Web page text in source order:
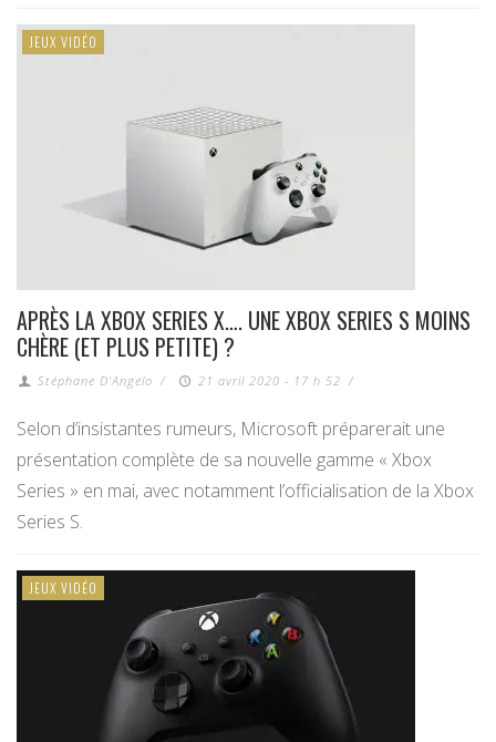
JEUX VIDÉO
APRÈS LA XBOX SERIES X…. UNE XBOX SERIES S MOINS
CHÈRE (ET PLUS PETITE) ?
Stéphane D'Angelo / 21 avril 2020 - 17 h 52 /
Selon d’insistantes rumeurs, Microsoft préparerait une
présentation complète de sa nouvelle gamme « Xbox
Series » en mai, avec notamment l’officialisation de la Xbox
Series S.
JEUX VIDÉO